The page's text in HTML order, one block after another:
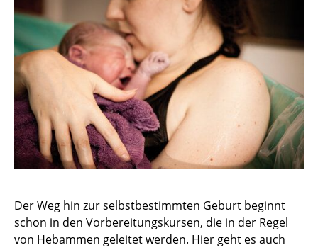
Der Weg hin zur selbstbestimmten Geburt beginnt
schon in den Vorbereitungskursen, die in der Regel
von Hebammen geleitet werden. Hier geht es auch